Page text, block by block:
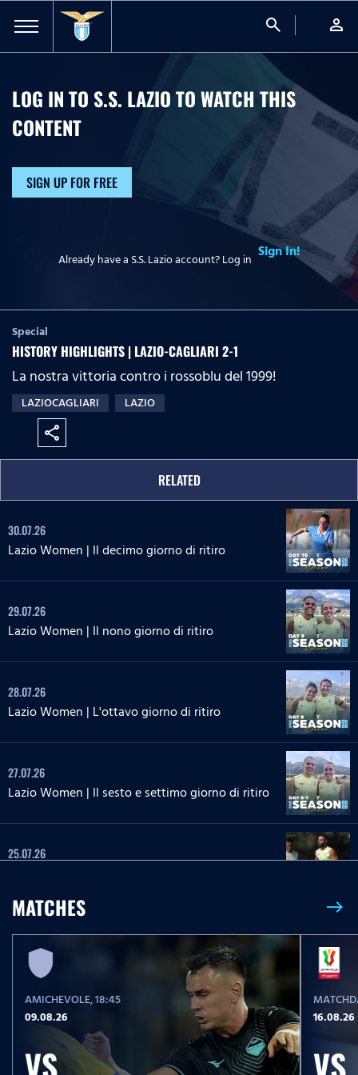
search person
LOG IN TO S.S. LAZIO TO WATCHTHIS
CONTENT
SIGN UP FOR FREE
Already have a S.S. Lazio account? Log in Sign In!
Special
HISTORY HIGHLIGHTS | LAZIO-CAGLIARI 2-1
La nostra vittoria contro i rossoblu del 1999!
LAZIOCAGLIARI LAZIO
share
RELATED
30.07.26
Lazio Women | Il decimo giorno di ritiro
29.07.26
Lazio Women | Il nono giorno di ritiro
28.07.26
Lazio Women | L'ottavo giorno di ritiro
27.07.26
Lazio Women | Il sesto e settimo giorno di ritiro
25.07.26
25.07.26
Lazio Women | Il quinto giorno di ritiro
24.07.26
Il dodicesimo giorno di ritiro
MATCHES east
AMICHEVOLE, 18:45
09.08.26
VS
16.08.26
VS